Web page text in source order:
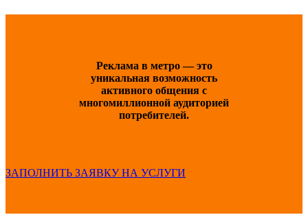
Реклама в метро — это
уникальная возможность
активного общения с
многомиллионной аудиторией
потребителей.
ЗАПОЛНИТЬ ЗАЯВКУ НА УСЛУГИ